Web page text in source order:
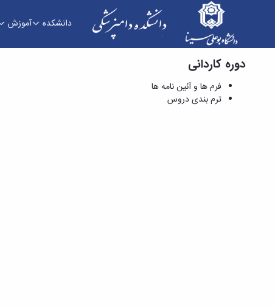
دانشکده آموزش
فرم ها و آئین نامه ها - دانشکده دامپزشکی
دوره کاردانی
فرم ها و آئین نامه ها
ترم بندی دروس